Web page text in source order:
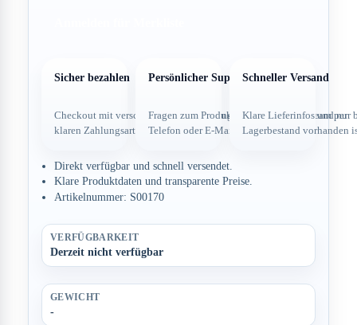
Sicher bezahlen
Checkout mit verschlüsselter Verbindung und
klaren Zahlungsarten.
Persönlicher Support
Fragen zum Produkt direkt über dein Team per
Telefon oder E-Mail.
Schneller Versand
Klare Lieferinfos und nur
Lagerbestand vorhanden
Direkt verfügbar und schnell versendet.
Klare Produktdaten und transparente Preise.
Artikelnummer: S00170
VERFÜGBARKEIT
Derzeit nicht verfügbar
GEWICHT
-